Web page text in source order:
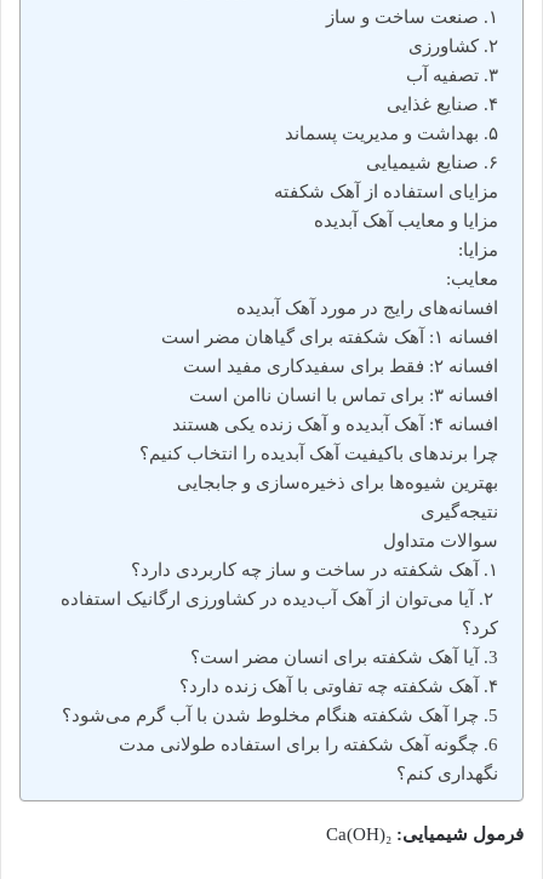
۱. صنعت ساخت و ساز
۲. کشاورزی
۳. تصفیه آب
۴. صنایع غذایی
۵. بهداشت و مدیریت پسماند
۶. صنایع شیمیایی
مزایای استفاده از آهک شکفته
مزایا و معایب آهک آبدیده
مزایا:
معایب:
افسانه‌های رایج در مورد آهک آبدیده
افسانه ۱: آهک شکفته برای گیاهان مضر است
افسانه ۲: فقط برای سفیدکاری مفید است
افسانه ۳: برای تماس با انسان ناامن است
افسانه ۴: آهک آبدیده و آهک زنده یکی هستند
چرا برندهای باکیفیت آهک آبدیده را انتخاب کنیم؟
بهترین شیوه‌ها برای ذخیره‌سازی و جابجایی
نتیجه‌گیری
سوالات متداول
۱. آهک شکفته در ساخت و ساز چه کاربردی دارد؟
۲. آیا می‌توان از آهک آب‌دیده در کشاورزی ارگانیک استفاده
کرد؟
3. آیا آهک شکفته برای انسان مضر است؟
۴. آهک شکفته چه تفاوتی با آهک زنده دارد؟
5. چرا آهک شکفته هنگام مخلوط شدن با آب گرم می‌شود؟
6. چگونه آهک شکفته را برای استفاده طولانی مدت
نگهداری کنم؟
فرمول شیمیایی: